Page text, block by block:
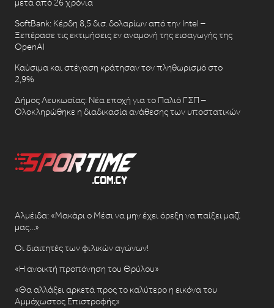
μετά από 26 χρόνια
SoftBank: Κέρδη 8,5 δισ. δολαρίων από την Intel –
Ξεπέρασε τις εκτιμήσεις εν αναμονή της εισαγωγής της
OpenAI
Καύσιμα και στέγαση κράτησαν τον πληθωρισμό στο
2,9%
Δήμος Λευκωσίας: Νέα εποχή για το Παλιό ΓΣΠ –
Ολοκληρώθηκε η διαδικασία ανάθεσης των υποστατικών
Αλμέιδα: «Μακάρι ο Μέσι να μην έχει όρεξη να παίξει μαζί
μας…»
Οι διαιτητές των φιλικών αγώνων!
«Η ανοικτή προπόνηση του Θρύλου»
«Θα αλλάξει αρκετά προς το καλύτερο η εικόνα του
Αμμόχωστος Επιστροφής»